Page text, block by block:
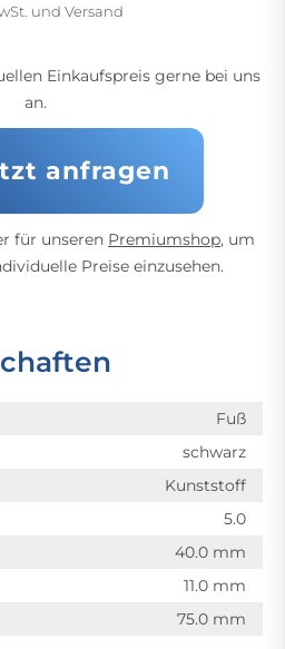
und Versand
Einkaufspreis gerne bei uns
an.
anfragen
für unseren Premiumshop, um
Preise einzusehen.
Fuß
schwarz
Kunststoff
5.0
40.0 mm
11.0 mm
75.0 mm